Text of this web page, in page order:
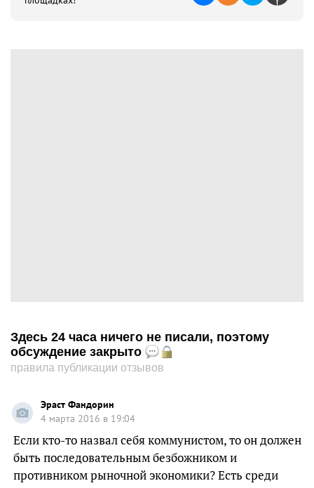
Здесь 24 часа ничего не писали, поэтому
обсуждение закрыто
правила публикации отзывов
Эраст Фандорин
4 марта 2016 в 19:04
Если кто-то назвал себя коммунистом, то он должен
быть последовательным безбожником и
противником рыночной экономики? Есть среди